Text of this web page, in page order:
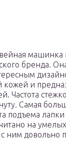
машинка
бренда.
кожей и
Частота
Самая
подъема лапки
на
ним довольно